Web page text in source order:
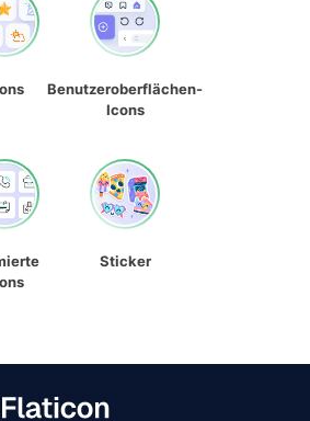
Benutzeroberflächen-
Icons
Sticker